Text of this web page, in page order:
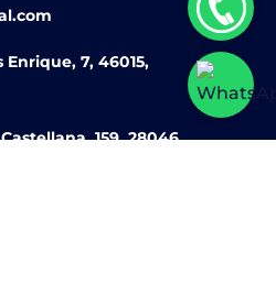
Enrique, 7, 46015,
159, 28046,